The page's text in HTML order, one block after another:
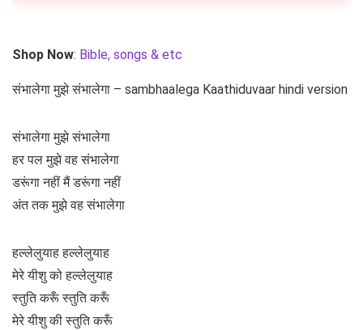
Shop Now: Bible, songs & etc
संभालेगा मुझे संभालेगा – sambhaalega Kaathiduvaar hindi version
संभालेगा मुझे संभालेगा
हर पल मुझे वह संभालेगा
डरूंगा नहीं मैं डरूंगा नहीं
अंत तक मुझे वह संभालेगा
हल्लेलुयाह हल्लेलुयाह
मेरे यीशु को हल्लेलुयाह
स्तुति करूँ स्तुति करूँ
मेरे यीशु की स्तुति करूँ